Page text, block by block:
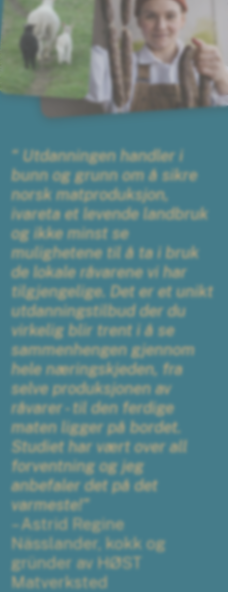
“ Utdanningen handler i
bunn og grunn om å sikre
norsk matproduksjon,
ivareta et levende landbruk
og ikke minst se
mulighetene til å ta i bruk
de lokale råvarene vi har
tilgjengelige. Det er et unikt
utdanningstilbud der du
virkelig blir trent i å se
sammenhengen gjennom
hele næringskjeden, fra
selve produksjonen av
råvarer - til den ferdige
maten ligger på bordet.
Studiet har vært over all
forventning og jeg
anbefaler det på det
varmeste!”
– Astrid Regine
Nässlander, kokk og
gründer av HØST
Matverksted